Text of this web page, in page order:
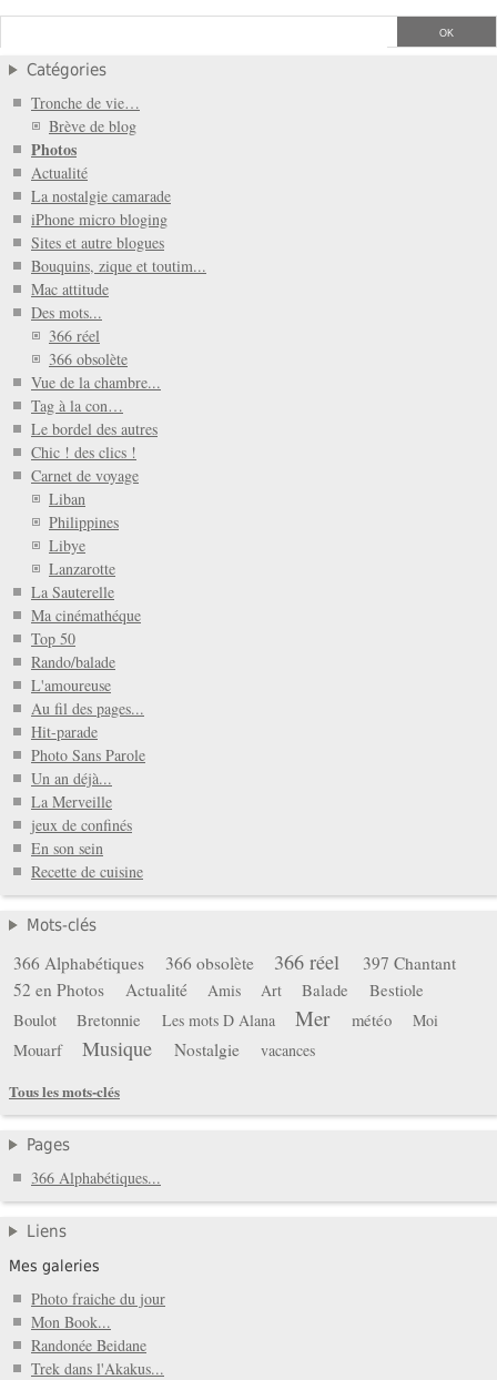
Catégories
Tronche de vie…
Brève de blog
Photos
Actualité
La nostalgie camarade
iPhone micro bloging
Sites et autre blogues
Bouquins, zique et toutim...
Mac attitude
Des mots...
366 réel
366 obsolète
Vue de la chambre...
Tag à la con…
Le bordel des autres
Chic ! des clics !
Carnet de voyage
Liban
Philippines
Libye
Lanzarotte
La Sauterelle
Ma cinémathéque
Top 50
Rando/balade
L'amoureuse
Au fil des pages...
Hit-parade
Photo Sans Parole
Un an déjà...
La Merveille
jeux de confinés
En son sein
Recette de cuisine
Mots-clés
366 Alphabétiques 366 obsolète 366 réel
397 Chantant
52 en Photos
Actualité Amis Art Balade
Bestiole
Boulot
Bretonnie Les mots D Alana Mer météo Moi
Mouarf Musique Nostalgie
vacances
Tous les mots-clés
Pages
366 Alphabétiques...
Liens
Mes galeries
Photo fraiche du jour
Mon Book...
Randonée Beidane
Trek dans l'Akakus...